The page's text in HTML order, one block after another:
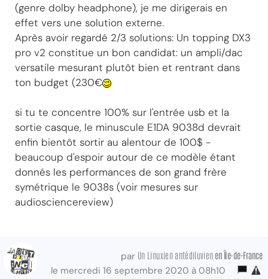
(genre dolby headphone), je me dirigerais en
effet vers une solution externe.
Après avoir regardé 2/3 solutions: Un topping DX3
pro v2 constitue un bon candidat: un ampli/dac
versatile mesurant plutôt bien et rentrant dans
ton budget (230€
si tu te concentre 100% sur l'entrée usb et la
sortie casque, le minuscule E1DA 9038d devrait
enfin bientôt sortir au alentour de 100$ -
beaucoup d'espoir autour de ce modèle étant
donnés les performances de son grand frère
symétrique le 9038s (voir mesures sur
audiosciencereview)
par Un Linuxien antédiluvien en Île-de-France
le mercredi 16 septembre 2020 à 08h10